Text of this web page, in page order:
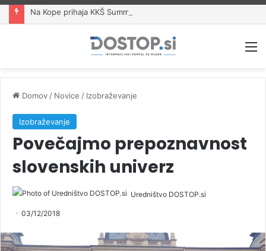
Domov / Novice / Izobraževanje
Izobraževanje
Povečajmo prepoznavnost
slovenskih univerz
Uredništvo DOSTOP.si
03/12/2018